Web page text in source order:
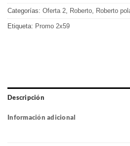
Categorías: Oferta 2, Roberto, Roberto
Etiqueta: Promo 2x59
Descripción
Información adicional